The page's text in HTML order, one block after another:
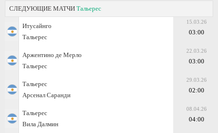
СЛЕДУЮЩИЕ МАТЧИ Тальерес
Итусайнго
Тальерес
15.03.26
03:00
Аржентино де Мерло
Тальерес
22.03.26
03:00
Тальерес
Арсенал Саранди
29.03.26
02:00
Тальерес
Вила Далмин
08.04.26
04:00